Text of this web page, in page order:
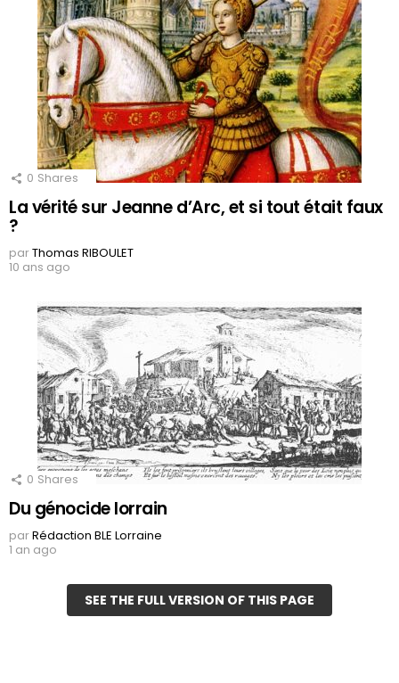
0 Shares
La vérité sur Jeanne d’Arc, et si tout était faux
?
parThomas RIBOULET
10 ans ago
0 Shares
Du génocide lorrain
parRédaction BLE Lorraine
1 an ago
SEE THE FULL VERSION OF THIS PAGE